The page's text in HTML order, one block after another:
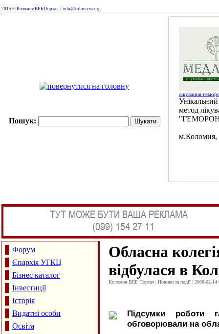
2015 © Коломия ВЕБ Портал / info@kolomyya.org
Пошук:
лікування
Унікальний
метод
м.Коломия,
Форум
Єпархія УГКЦ
Бізнес каталог
Інвестиції
Історія
Видатні особи
Освіта
Обласна
відбулася в
Коломия ВЕБ Портал | Новини та події | 2008-02-14
Підсумки роботи
обговорювали на